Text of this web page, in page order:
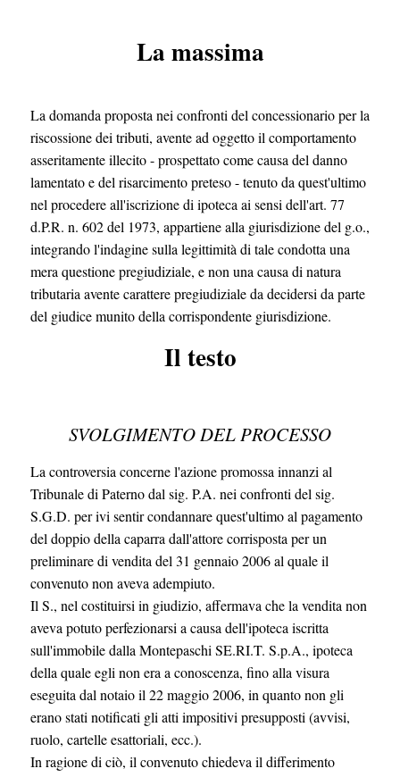
La massima
La domanda proposta nei confronti del concessionario per la
riscossione dei tributi, avente ad oggetto il comportamento
asseritamente illecito - prospettato come causa del danno
lamentato e del risarcimento preteso - tenuto da quest'ultimo
nel procedere all'iscrizione di ipoteca ai sensi dell'art. 77
d.P.R. n. 602 del 1973, appartiene alla giurisdizione del g.o.,
integrando l'indagine sulla legittimità di tale condotta una
mera questione pregiudiziale, e non una causa di natura
tributaria avente carattere pregiudiziale da decidersi da parte
del giudice munito della corrispondente giurisdizione.
Il testo
SVOLGIMENTO DEL PROCESSO
La controversia concerne l'azione promossa innanzi al
Tribunale di Paterno dal sig. P.A. nei confronti del sig.
S.G.D. per ivi sentir condannare quest'ultimo al pagamento
del doppio della caparra dall'attore corrisposta per un
preliminare di vendita del 31 gennaio 2006 al quale il
convenuto non aveva adempiuto.
Il S., nel costituirsi in giudizio, affermava che la vendita non
aveva potuto perfezionarsi a causa dell'ipoteca iscritta
sull'immobile dalla Montepaschi SE.RI.T. S.p.A., ipoteca
della quale egli non era a conoscenza, fino alla visura
eseguita dal notaio il 22 maggio 2006, in quanto non gli
erano stati notificati gli atti impositivi presupposti (avvisi,
ruolo, cartelle esattoriali, ecc.).
In ragione di ciò, il convenuto chiedeva il differimento